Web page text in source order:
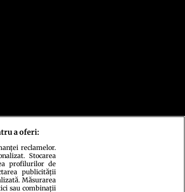
a oferi:
reclamelor.
Stocarea
profilurilor de
publicității
Măsurarea
sau combinații